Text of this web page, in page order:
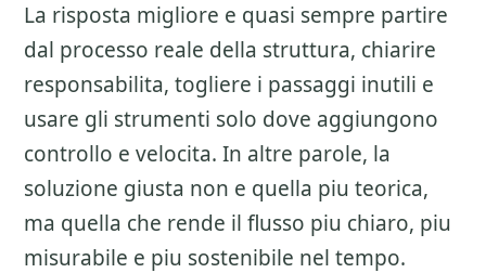
La risposta migliore e quasi sempre partire
dal processo reale della struttura, chiarire
responsabilita, togliere i passaggi inutili e
usare gli strumenti solo dove aggiungono
controllo e velocita. In altre parole, la
soluzione giusta non e quella piu teorica,
ma quella che rende il flusso piu chiaro, piu
misurabile e piu sostenibile nel tempo.